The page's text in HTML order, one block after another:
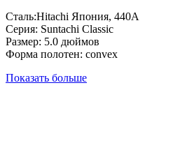
Сталь:Hitachi Япония, 440А
Серия: Suntachi Classic
Размер: 5.0 дюймов
Форма полотен: convex
Показать больше